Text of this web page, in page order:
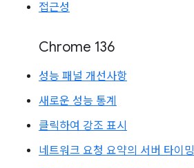
접근성
Chrome 136
성능 패널 개선사항
새로운 성능 통계
클릭하여 강조 표시
네트워크 요청 요약의 서버 타이밍